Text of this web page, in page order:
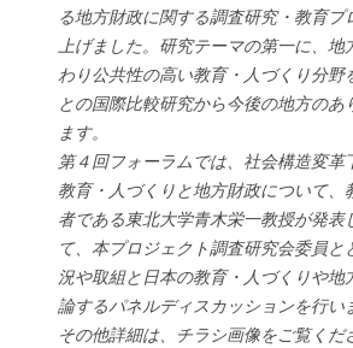
る地方財政に関する調査研究・教育プ
上げました。研究テーマの第一に、地
わり公共性の高い教育・人づくり分野
との国際比較研究から今後の地方のあ
ます。
第４回フォーラムでは、社会構造変革
教育・人づくりと地方財政について、
者である東北大学青木栄一教授が発表
て、本プロジェクト調査研究会委員と
況や取組と日本の教育・人づくりや地
論するパネルディスカッションを行い
その他詳細は、チラシ画像をご覧くだ